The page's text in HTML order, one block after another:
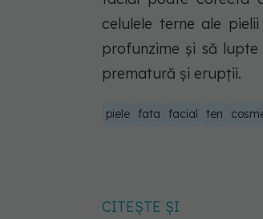
celulele terne ale
profunzime și să
prematură și erupții.
piele fata facial ten
CITEȘTE ȘI